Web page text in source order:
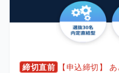
締切直前 【申込締切】